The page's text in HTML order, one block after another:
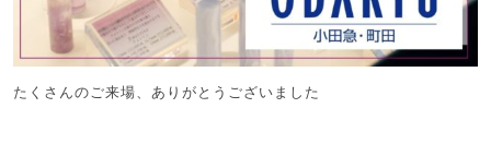
たくさんのご来場、ありがとうございました